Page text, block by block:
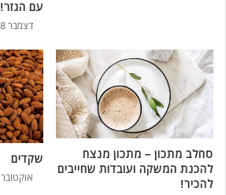
עם הגזר!
דצמבר 18, 2017
סחלב מתכון – מתכון מנצח
להכנת המשקה ועובדות שחייבים
להכיר!
שקדים
אוקטובר 23, 2017